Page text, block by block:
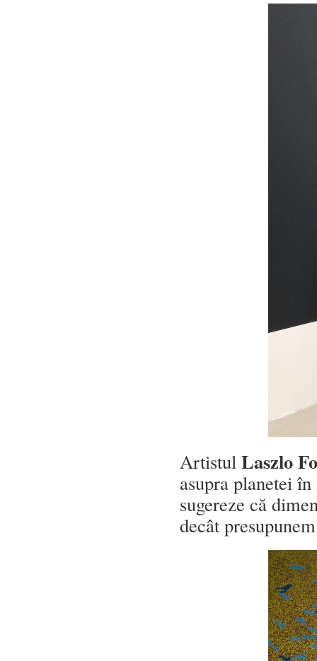
Artistul Laszlo
asupra planetei
sugereze că
decât